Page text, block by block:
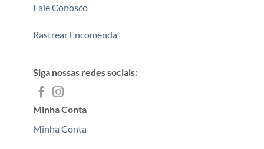
Fale Conosco
Rastrear Encomenda
Siga nossas redes sociais:
Minha Conta
Minha Conta